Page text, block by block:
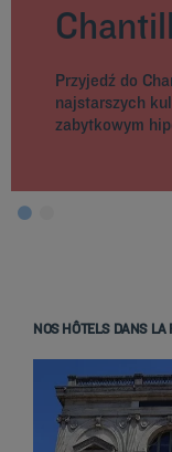
Przyjedź do
najstarszych
zabytkowym
NOS HÔTELS DANS LA